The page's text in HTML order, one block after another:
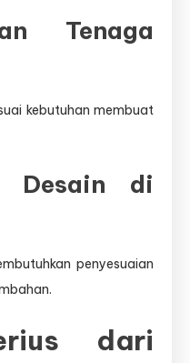
Tenaga
kebutuhan membuat
Desain di
penyesuaian
dari